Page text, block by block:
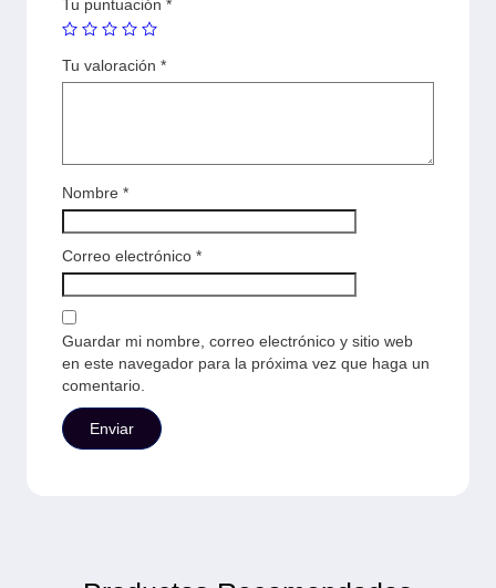
Tu puntuación *
Tu valoración *
Nombre *
Correo electrónico *
Guardar mi nombre, correo electrónico y sitio web
en este navegador para la próxima vez que haga un
comentario.